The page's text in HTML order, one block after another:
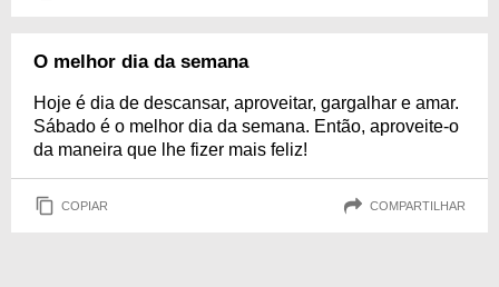
O melhor dia da semana
Hoje é dia de descansar, aproveitar, gargalhar e amar.
Sábado é o melhor dia da semana. Então, aproveite-o
da maneira que lhe fizer mais feliz!
COPIAR COMPARTILHAR